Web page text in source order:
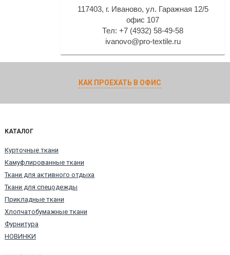
117403, г. Иваново, ул. Гаражная 12/5
офис 107
Тел: +7 (4932) 58-49-58
ivanovo@pro-textile.ru
КАК ПРОЕХАТЬ В ОФИС
КАТАЛОГ
Курточные ткани
Камуфлированные ткани
Ткани для активного отдыха
Ткани для спецодежды
Прикладные ткани
Хлопчатобумажные ткани
Фурнитура
НОВИНКИ